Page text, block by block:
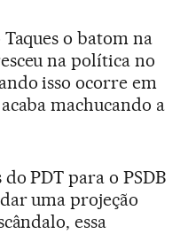
o batom na
na política no
isso ocorre em
machucando a
PDT para o PSDB
uma projeção
essa